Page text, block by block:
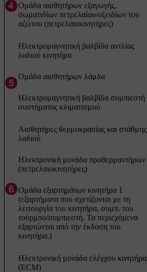
Ομάδα αισθητήρων εξαγωγής,
σωματιδίων πετρελαίου/οξειδίων του
αζώτου (πετρελαιοκινητήρες)
Ηλεκτρομαγνητική βαλβίδα αντλίας
λαδιού κινητήρα
Ομάδα αισθητήρων λάμδα
Ηλεκτρομαγνητική βαλβίδα συμπιεστή
συστήματος κλιματισμού
Αισθητήρες θερμοκρασίας και στάθμης
λαδιού
Ηλεκτρονική μονάδα προθερμαντήρων
(πετρελαιοκινητήρες)
Ομάδα εξαρτημάτων κινητήρα 1
(εξαρτήματα που σχετίζονται με τη
λειτουργία του κινητήρα, συμπ. του
τούρμπο/συμπιεστή. Τα περιεχόμενα
εξαρτώνται από την έκδοση του
κινητήρα.)
Ηλεκτρονική μονάδα ελέγχου κινητήρα
(ECM)